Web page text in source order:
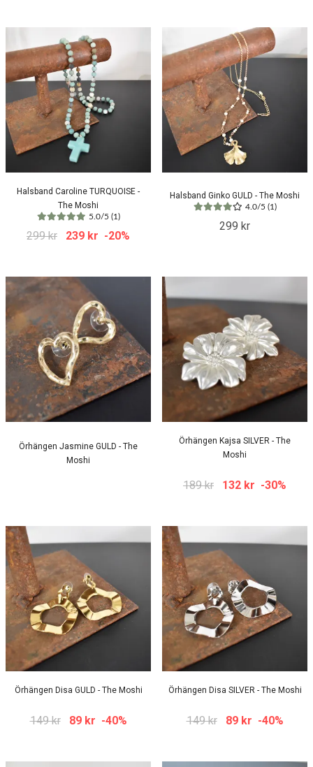
Halsband Caroline TURQUOISE -
The Moshi
5.0/5 (1)
299 kr 239 kr -20%
Halsband Ginko GULD - The Moshi
4.0/5 (1)
299 kr
Örhängen Jasmine GULD - The
Moshi
Örhängen Kajsa SILVER - The
Moshi
189 kr 132 kr -30%
Örhängen Disa GULD - The Moshi
149 kr 89 kr -40%
Örhängen Disa SILVER - The Moshi
149 kr 89 kr -40%